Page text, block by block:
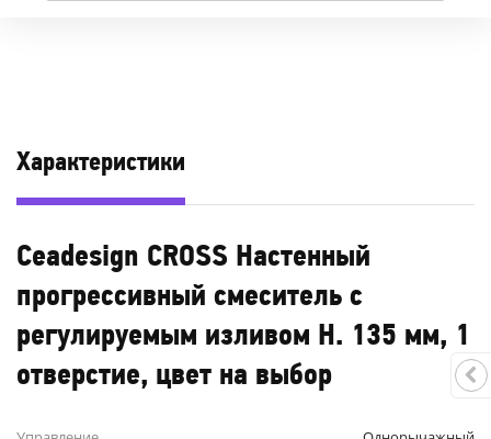
Характеристики
Ceadesign CROSS Настенный
прогрессивный смеситель с
регулируемым изливом H. 135 мм, 1
отверстие, цвет на выбор